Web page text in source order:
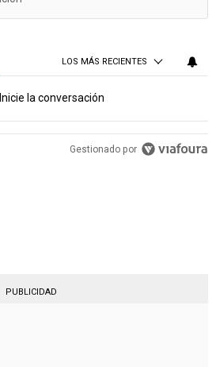
LOS MÁS RECIENTES
Inicie la conversación
PUBLICIDAD